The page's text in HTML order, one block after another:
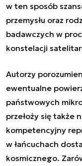
w ten sposób
przemysłu oraz
badawczych w
konstelacji
Autorzy
ewentualne
państwowych
przełoży się także
kompetencyjny
w łańcuchach
kosmicznego.